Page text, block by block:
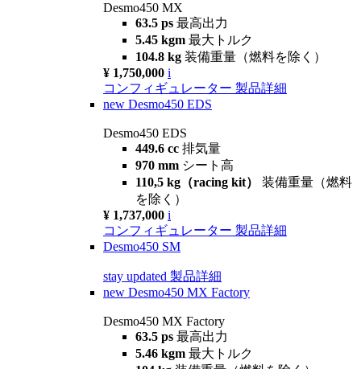
Desmo450 MX
63.5 ps 最高出力
5.45 kgm 最大トルク
104.8 kg 装備重量（燃料を除く）
¥ 1,750,000 i
コンフィギュレーター 製品詳細
new Desmo450 EDS
Desmo450 EDS
449.6 cc 排気量
970 mm シート高
110,5 kg（racing kit） 装備重量（燃料
を除く）
¥ 1,737,000 i
コンフィギュレーター 製品詳細
Desmo450 SM
stay updated 製品詳細
new Desmo450 MX Factory
Desmo450 MX Factory
63.5 ps 最高出力
5.46 kgm 最大トルク